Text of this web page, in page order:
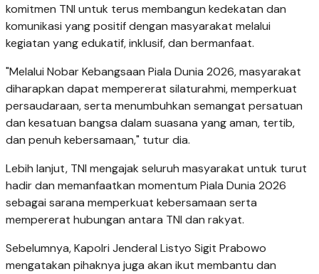
komitmen TNI untuk terus membangun kedekatan dan
komunikasi yang positif dengan masyarakat melalui
kegiatan yang edukatif, inklusif, dan bermanfaat.
"Melalui Nobar Kebangsaan Piala Dunia 2026, masyarakat
diharapkan dapat mempererat silaturahmi, memperkuat
persaudaraan, serta menumbuhkan semangat persatuan
dan kesatuan bangsa dalam suasana yang aman, tertib,
dan penuh kebersamaan," tutur dia.
Lebih lanjut, TNI mengajak seluruh masyarakat untuk turut
hadir dan memanfaatkan momentum Piala Dunia 2026
sebagai sarana memperkuat kebersamaan serta
mempererat hubungan antara TNI dan rakyat.
Sebelumnya, Kapolri Jenderal Listyo Sigit Prabowo
mengatakan pihaknya juga akan ikut membantu dan